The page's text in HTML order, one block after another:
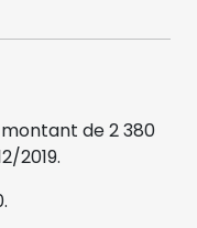
de 2 380
2019.